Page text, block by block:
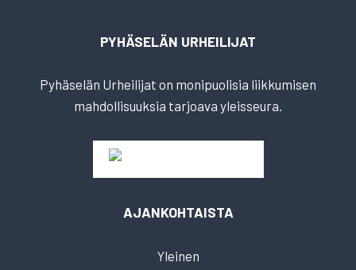
PYHÄSELÄN URHEILIJAT
Pyhäselän Urheilijat on monipuolisia liikkumisen
mahdollisuuksia tarjoava yleisseura.
AJANKOHTAISTA
Yleinen